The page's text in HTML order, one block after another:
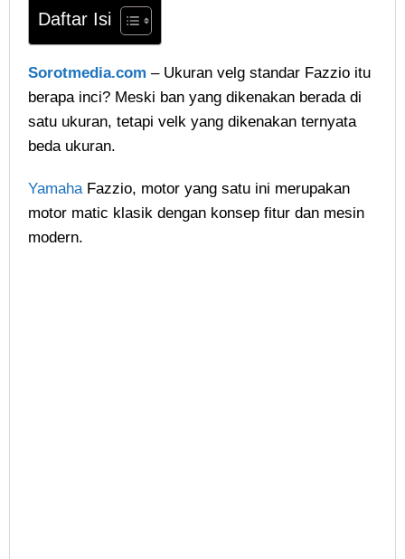
Daftar Isi
Sorotmedia.com – Ukuran velg standar Fazzio itu
berapa inci? Meski ban yang dikenakan berada di
satu ukuran, tetapi velk yang dikenakan ternyata
beda ukuran.
Yamaha Fazzio, motor yang satu ini merupakan
motor matic klasik dengan konsep fitur dan mesin
modern.